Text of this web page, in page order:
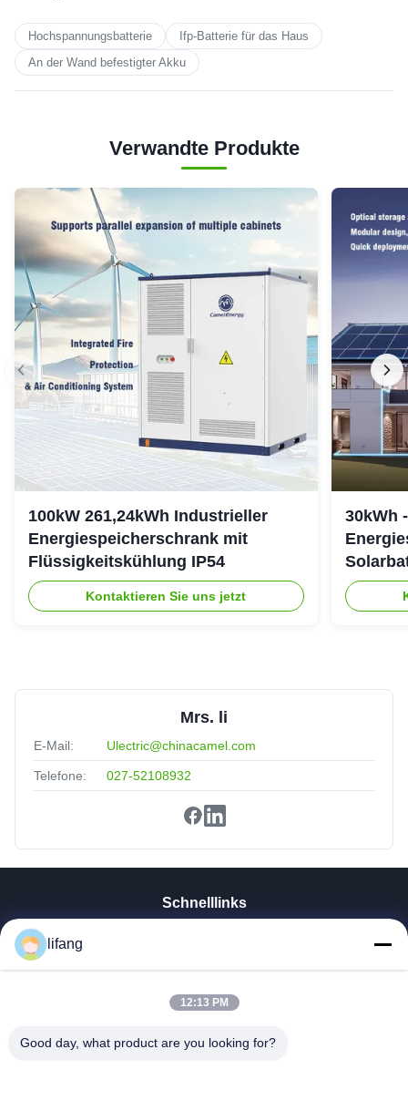
Hochspannungsbatterie
Ifp-Batterie für das Haus
An der Wand befestigter Akku
Verwandte Produkte
100kW 261,24kWh Industrieller
Energiespeicherschrank mit
Flüssigkeitskühlung IP54
Kontaktieren Sie uns jetzt
30kWh
307,2
Mrs. li
E-Mail: Ulectric@chinacamel.com
Telefone: 027-52108932
Schnelllinks
Fabrik Tour
Kontakt
lifang
12:13 PM
Good day, what product are you looking for?